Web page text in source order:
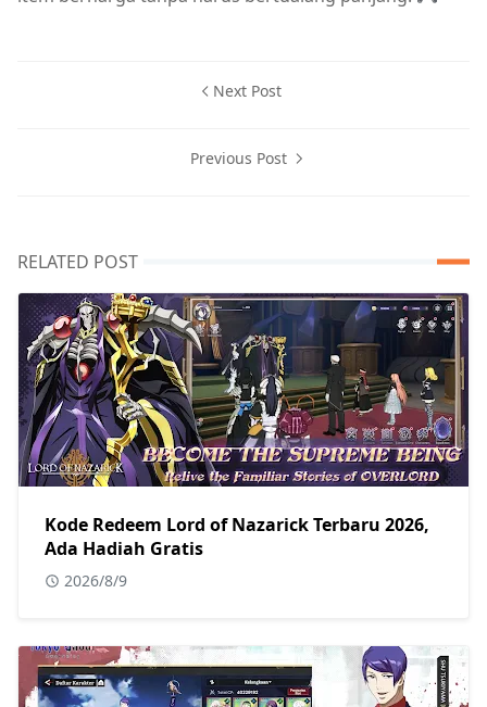
Next Post
Previous Post
RELATED POST
Kode Redeem Lord of Nazarick Terbaru 2026,
Ada Hadiah Gratis
2026/8/9